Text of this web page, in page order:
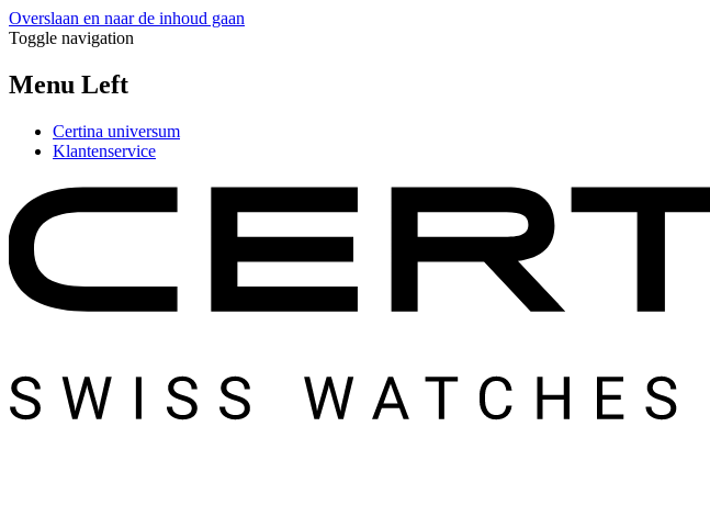
Overslaan en naar de inhoud gaan
Toggle navigation
Menu Left
Certina universum
Klantenservice